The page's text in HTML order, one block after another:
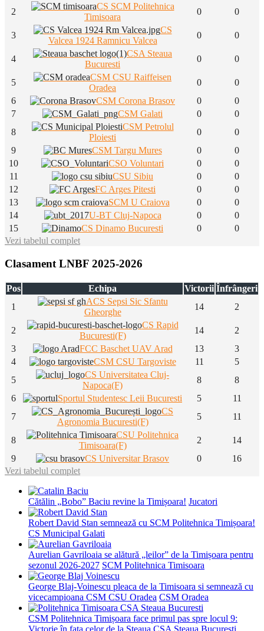
2
CS SCM Politehnica
Timisoara
0 0
3
CS
Valcea 1924 Ramnicu Valcea
0 0
4
CSA Steaua
Bucuresti
0 0
5
CSM CSU Raiffeisen
Oradea
0
0
6
CSM Corona Brasov 0
0
7
CSM Galati 0
0
8
CSM Petrolul
Ploiesti
0
0
9
CSM Targu Mures 0
0
10
CSO Voluntari 0
0
11
CSU Sibiu 0
0
12
FC Arges Pitesti 0
0
13
SCM U Craiova 0
0
14
U-BT Cluj-Napoca 0
0
15
CS Dinamo Bucuresti 0
0
Vezi tabelul complet
Clasament LNBF 2025-2026
Pos Echipa Victorii Înfrângeri
1
ACS Sepsi Sic Sfantu
Gheorghe
14 2
2
CS Rapid
Bucuresti(F)
14
2
3
FCC Baschet UAV Arad 13
3
4
CSM CSU Targoviste 11
5
5
CS Universitatea Cluj-
Napoca(F)
8
8
6
Sportul Studentesc Leii Bucuresti 5
11
7
CS
Agronomia Bucuresti(F)
5 11
8
CSU Politehnica
Timisoara(F)
2
14
9
CS Universitar Brasov 0
16
Vezi tabelul complet
Cătălin „Bobo” Baciu revine la Timișoara! Jucatori
Robert David Stan semnează cu SCM Politehnica Timișoara!
CS Municipal Galati
Aurelian Gavriloaia se alătură „leilor” de la Timișoara pentru
sezonul 2026-2027 SCM Politehnica Timisoara
George Blaj-Voinescu pleaca de la Timisoara si semnează cu
vicecampioana CSM CSU Oradea CSM Oradea
CSM Politehnica Timișoara face primul pas spre locul 9:
Victorie în fața celor de la Steaua CSA Steaua Bucuresti